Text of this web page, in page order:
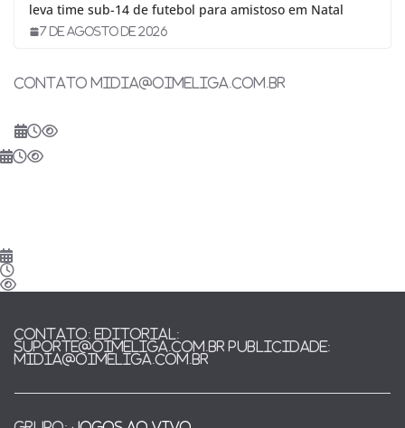
leva time sub-14 de futebol para amistoso em Natal
7 de agosto de 2026
Contato midia@oimeliga.com.br
CONTATO: EDITORIAL:
suporte@oimeliga.com.br Publicidade:
midia@oimeliga.com.br